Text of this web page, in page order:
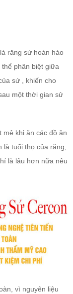
răng sứ hoàn hảo
phân biệt giữa
sứ , khiến cho
một thời gian sử
khi ăn các đồ ăn
là tuổi thọ của răng,
là lâu hơn nữa nêu
vì nguyên liệu